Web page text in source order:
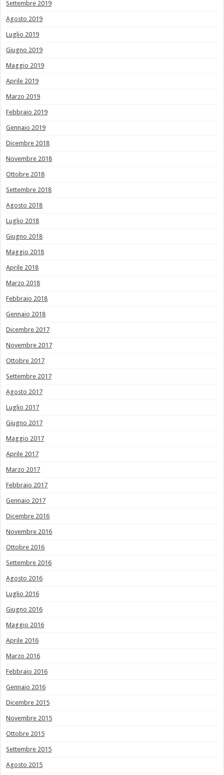
Settembre 2019
Agosto 2019
Luglio 2019
Giugno 2019
Maggio 2019
Aprile 2019
Marzo 2019
Febbraio 2019
Gennaio 2019
Dicembre 2018
Novembre 2018
Ottobre 2018
Settembre 2018
Agosto 2018
Luglio 2018
Giugno 2018
Maggio 2018
Aprile 2018
Marzo 2018
Febbraio 2018
Gennaio 2018
Dicembre 2017
Novembre 2017
Ottobre 2017
Settembre 2017
Agosto 2017
Luglio 2017
Giugno 2017
Maggio 2017
Aprile 2017
Marzo 2017
Febbraio 2017
Gennaio 2017
Dicembre 2016
Novembre 2016
Ottobre 2016
Settembre 2016
Agosto 2016
Luglio 2016
Giugno 2016
Maggio 2016
Aprile 2016
Marzo 2016
Febbraio 2016
Gennaio 2016
Dicembre 2015
Novembre 2015
Ottobre 2015
Settembre 2015
Agosto 2015